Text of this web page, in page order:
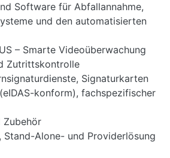
Software für Abfallannahme,
und den automatisierten
– Smarte Videoüberwachung
Zutrittskontrolle
Signaturkarten
konform), fachspezifischer
Zubehör
Stand-Alone- und Providerlösung